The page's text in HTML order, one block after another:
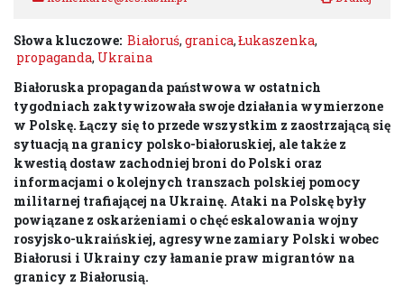
Słowa kluczowe: Białoruś, granica,Łukaszenka,
propaganda, Ukraina
Białoruska propaganda państwowa w ostatnich
tygodniach zaktywizowała swoje działania wymierzone
w Polskę. Łączy się to przede wszystkim z zaostrzającą się
sytuacją na granicy polsko-białoruskiej, ale także z
kwestią dostaw zachodniej broni do Polski oraz
informacjami o kolejnych transzach polskiej pomocy
militarnej trafiającej na Ukrainę. Ataki na Polskę były
powiązane z oskarżeniami o chęć eskalowania wojny
rosyjsko-ukraińskiej, agresywne zamiary Polski wobec
Białorusi i Ukrainy czy łamanie praw migrantów na
granicy z Białorusią.